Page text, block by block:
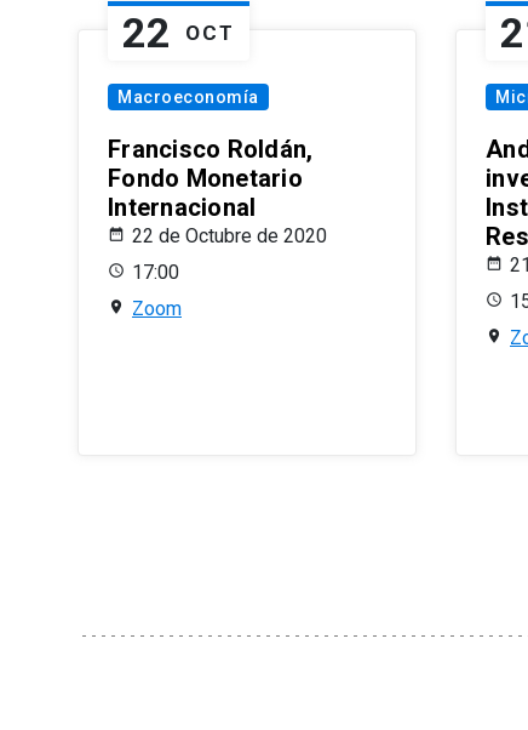
22 OCT
Macroeconomía
Francisco Roldán,
Fondo Monetario
Internacional
22 de Octubre de 2020
17:00
Zoom